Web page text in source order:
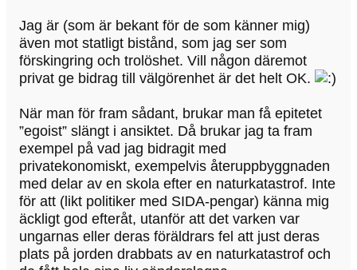
Jag är (som är bekant för de som känner mig)
även mot statligt bistånd, som jag ser som
förskingring och trolöshet. Vill någon däremot
privat ge bidrag till välgörenhet är det helt OK.
När man för fram sådant, brukar man få epitetet
”egoist” slängt i ansiktet. Då brukar jag ta fram
exempel på vad jag bidragit med
privatekonomiskt, exempelvis återuppbyggnaden
med delar av en skola efter en naturkatastrof. Inte
för att (likt politiker med SIDA-pengar) känna mig
äckligt god efteråt, utanför att det varken var
ungarnas eller deras föräldrars fel att just deras
plats på jorden drabbats av en naturkatastrof och